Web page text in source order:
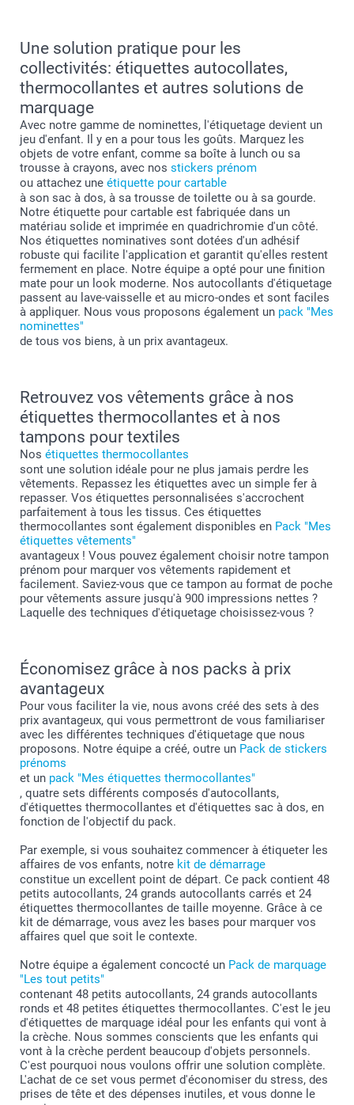
Une solution pratique pour les
collectivités: étiquettes autocollates,
thermocollantes et autres solutions de
marquage
Avec notre gamme de nominettes, l'étiquetage devient un
jeu d'enfant. Il y en a pour tous les goûts. Marquez les
objets de votre enfant, comme sa boîte à lunch ou sa
trousse à crayons, avec nos stickers prénom
ou attachez une étiquette pour cartable
à son sac à dos, à sa trousse de toilette ou à sa gourde.
Notre étiquette pour cartable est fabriquée dans un
matériau solide et imprimée en quadrichromie d'un côté.
Nos étiquettes nominatives sont dotées d'un adhésif
robuste qui facilite l'application et garantit qu'elles restent
fermement en place. Notre équipe a opté pour une finition
mate pour un look moderne. Nos autocollants d'étiquetage
passent au lave-vaisselle et au micro-ondes et sont faciles
à appliquer. Nous vous proposons également un pack "Mes
nominettes"
de tous vos biens, à un prix avantageux.
Retrouvez vos vêtements grâce à nos
étiquettes thermocollantes et à nos
tampons pour textiles
Nos étiquettes thermocollantes
sont une solution idéale pour ne plus jamais perdre les
vêtements. Repassez les étiquettes avec un simple fer à
repasser. Vos étiquettes personnalisées s'accrochent
parfaitement à tous les tissus. Ces étiquettes
thermocollantes sont également disponibles en Pack "Mes
étiquettes vêtements"
avantageux ! Vous pouvez également choisir notre tampon
prénom pour marquer vos vêtements rapidement et
facilement. Saviez-vous que ce tampon au format de poche
pour vêtements assure jusqu'à 900 impressions nettes ?
Laquelle des techniques d'étiquetage choisissez-vous ?
Économisez grâce à nos packs à prix
avantageux
Pour vous faciliter la vie, nous avons créé des sets à des
prix avantageux, qui vous permettront de vous familiariser
avec les différentes techniques d'étiquetage que nous
proposons. Notre équipe a créé, outre un Pack de stickers
prénoms
et un pack "Mes étiquettes thermocollantes"
, quatre sets différents composés d'autocollants,
d'étiquettes thermocollantes et d'étiquettes sac à dos, en
fonction de l'objectif du pack.
Par exemple, si vous souhaitez commencer à étiqueter les
affaires de vos enfants, notre kit de démarrage
constitue un excellent point de départ. Ce pack contient 48
petits autocollants, 24 grands autocollants carrés et 24
étiquettes thermocollantes de taille moyenne. Grâce à ce
kit de démarrage, vous avez les bases pour marquer vos
affaires quel que soit le contexte.
Notre équipe a également concocté un Pack de marquage
"Les tout petits"
contenant 48 petits autocollants, 24 grands autocollants
ronds et 48 petites étiquettes thermocollantes. C'est le jeu
d'étiquettes de marquage idéal pour les enfants qui vont à
la crèche. Nous sommes conscients que les enfants qui
vont à la crèche perdent beaucoup d'objets personnels.
C'est pourquoi nous voulons offrir une solution complète.
L'achat de ce set vous permet d'économiser du stress, des
prises de tête et des dépenses inutiles, et vous donne le